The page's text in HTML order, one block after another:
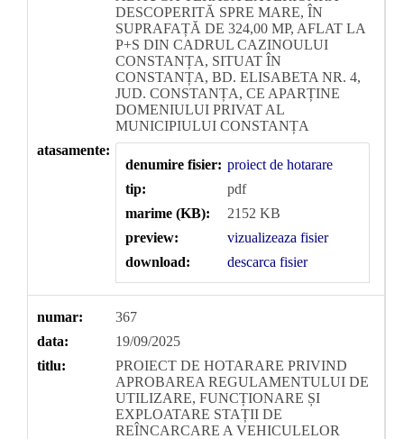
DESCOPERITĂ SPRE MARE, ÎN
SUPRAFAȚĂ DE 324,00 MP, AFLAT LA
P+S DIN CADRUL CAZINOULUI
CONSTANȚA, SITUAT ÎN
CONSTANȚA, BD. ELISABETA NR. 4,
JUD. CONSTANȚA, CE APARȚINE
DOMENIULUI PRIVAT AL
MUNICIPIULUI CONSTANȚA
atasamente:
denumire fisier: proiect de hotarare
tip:
pdf
marime (KB):
2152 KB
preview:
vizualizeaza fisier
download:
descarca fisier
numar:
367
data:
19/09/2025
titlu:
PROIECT DE HOTARARE PRIVIND
APROBAREA REGULAMENTULUI DE
UTILIZARE, FUNCȚIONARE ȘI
EXPLOATARE STAȚII DE
REÎNCARCARE A VEHICULELOR